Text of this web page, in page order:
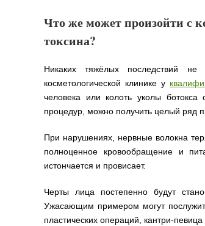
Что же может произойти с
токсина?
Никаких тяжёлых последствий
косметологической клинике у
человека или колоть уколы
процедур, можно получить целый ряд
При нарушениях, нервные волокна
полноценное кровообращение и
истончается и провисает.
Черты лица постепенно будут
Ужасающим примером могут
пластических операций, кантри-